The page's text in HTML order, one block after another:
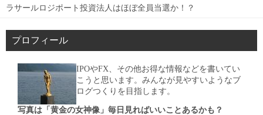
ラサールロジポート投資法人はほぼ全員当選か！？
プロフィール
IPOやFX、その他お得な情報などを書いてい
こうと思います。みんなが見やすいようなブ
ログつくりを目指します。
写真は「黄金の女神像」毎日見ればいいことあるかも？